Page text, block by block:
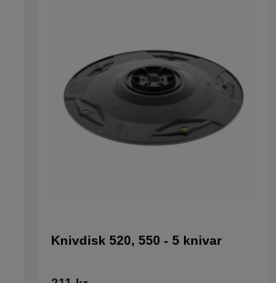
Knivdisk 520, 550 - 5 knivar